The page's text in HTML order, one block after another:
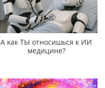
А как ТЫ относишься к ИИ
медицине?